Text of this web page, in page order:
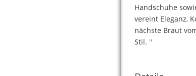
Handschuhe
vereint Eleganz,
nächste Braut
Stil. "